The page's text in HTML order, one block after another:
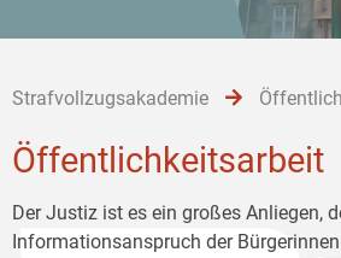
Strafvollzugsakademie
Öffentlichkeitsarbeit
Der Justiz ist es ein großes Anliegen,
Informationsanspruch der